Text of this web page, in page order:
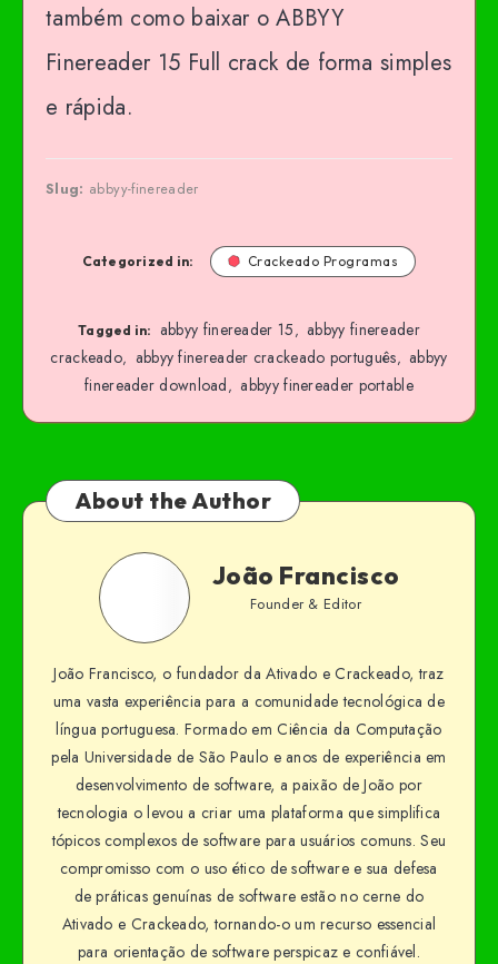
também como baixar o ABBYY
Finereader 15 Full crack de forma simples
e rápida.
Slug: abbyy-finereader
Categorized in: Crackeado Programas
Tagged in: abbyy finereader 15, abbyy finereader
crackeado, abbyy finereader crackeado português, abbyy
finereader download, abbyy finereader portable
About the Author
João Francisco
Founder & Editor
João Francisco, o fundador da Ativado e Crackeado, traz
uma vasta experiência para a comunidade tecnológica de
língua portuguesa. Formado em Ciência da Computação
pela Universidade de São Paulo e anos de experiência em
desenvolvimento de software, a paixão de João por
tecnologia o levou a criar uma plataforma que simplifica
tópicos complexos de software para usuários comuns. Seu
compromisso com o uso ético de software e sua defesa
de práticas genuínas de software estão no cerne do
Ativado e Crackeado, tornando-o um recurso essencial
para orientação de software perspicaz e confiável.